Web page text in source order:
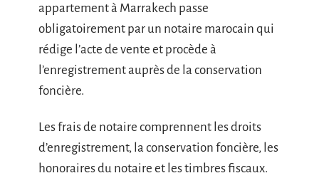
appartement à Marrakech passe
obligatoirement par un notaire marocain qui
rédige l’acte de vente et procède à
l’enregistrement auprès de la conservation
foncière.
Les frais de notaire comprennent les droits
d’enregistrement, la conservation foncière, les
honoraires du notaire et les timbres fiscaux.